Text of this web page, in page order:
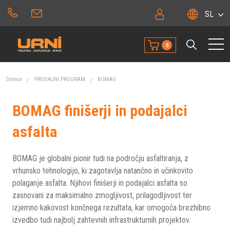
SL
0
Domov PRODAJNI PROGRAM BOMAG
BOMAG finišerji in podajalci
asfalta
BOMAG je globalni pionir tudi na področju asfaltiranja, z
vrhunsko tehnologijo, ki zagotavlja natančno in učinkovito
polaganje asfalta. Njihovi finišerji in podajalci asfalta so
zasnovani za maksimalno zmogljivost, prilagodljivost ter
izjemno kakovost končnega rezultata, kar omogoča brezhibno
izvedbo tudi najbolj zahtevnih infrastrukturnih projektov.